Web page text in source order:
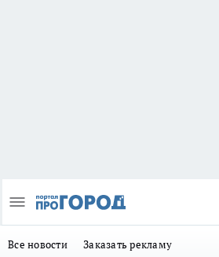
Все новости Заказать рекламу